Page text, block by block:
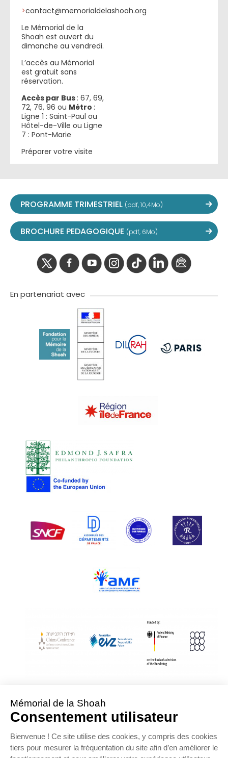
>contact@memorialdelashoah.org
Le Mémorial de la
Shoah est ouvert du
dimanche au vendredi.
L’accès au Mémorial
est gratuit sans
réservation.
Accès par Bus : 67, 69,
72, 76, 96 ou Métro :
Ligne 1 : Saint-Paul ou
Hôtel-de-Ville ou Ligne
7 : Pont-Marie
Préparer votre visite
PROGRAMME TRIMESTRIEL (pdf, 10,4Mo)
BROCHURE PEDAGOGIQUE (pdf, 6Mo)
En partenariat avec
With Assistance from the Conference on Jewish Material Claims Against
Sponsored by the Foundation « Remembrance, Responsibility and Future »
Supported by the German Federal Ministry of Finance